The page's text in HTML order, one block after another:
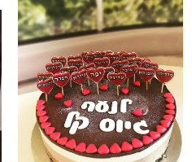
עוגת טריקולד לבבות לגיוס
התקשר/י